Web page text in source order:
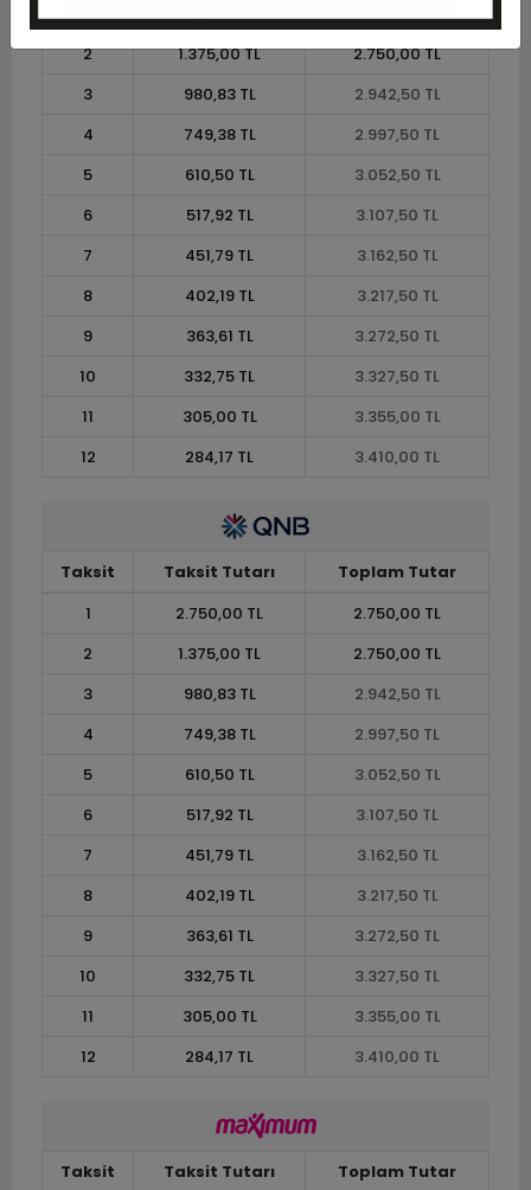
1
2.750,00 TL
2.750,00 TL
2
1.375,00 TL
2.750,00 TL
3
980,83 TL
2.942,50 TL
4
749,38 TL
2.997,50 TL
5
610,50 TL
3.052,50 TL
6
517,92 TL
3.107,50 TL
7
451,79 TL
3.162,50 TL
8
402,19 TL
3.217,50 TL
9
363,61 TL
3.272,50 TL
10
332,75 TL
3.327,50 TL
11
305,00 TL
3.355,00 TL
12
284,17 TL 3.410,00 TL
Taksit Taksit Tutarı
Toplam Tutar
1
2.750,00 TL
2.750,00 TL
2
1.375,00 TL
2.750,00 TL
3
980,83 TL
2.942,50 TL
4
749,38 TL
2.997,50 TL
5
610,50 TL
3.052,50 TL
6
517,92 TL
3.107,50 TL
7
451,79 TL
3.162,50 TL
8
402,19 TL
3.217,50 TL
9
363,61 TL
3.272,50 TL
10
332,75 TL
3.327,50 TL
11
305,00 TL
3.355,00 TL
12
284,17 TL 3.410,00 TL
Taksit Taksit Tutarı Toplam Tutar